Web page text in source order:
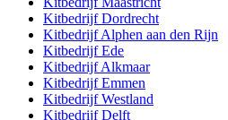
KitbedrijfDordrecht
KitbedrijfAlphen aan den Rijn
KitbedrijfEde
KitbedrijfAlkmaar
KitbedrijfEmmen
KitbedrijfWestland
KitbedrijfDelft